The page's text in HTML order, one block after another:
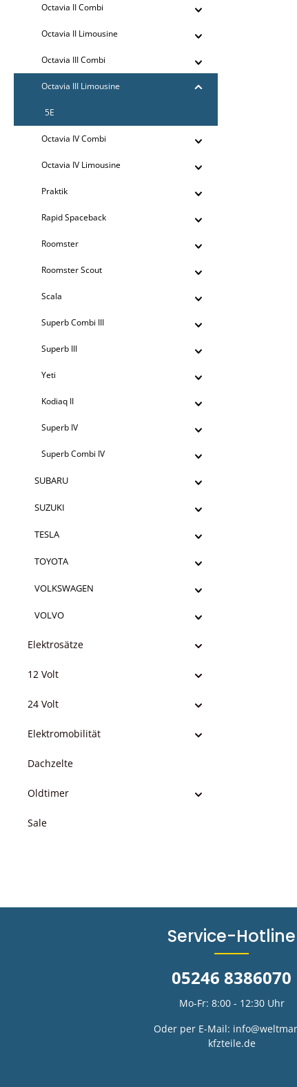
Octavia II Combi
Octavia II Limousine
Octavia III Combi
Octavia III Limousine
5E
Octavia IV Combi
Octavia IV Limousine
Praktik
Rapid Spaceback
Roomster
Roomster Scout
Scala
Superb Combi III
Superb III
Yeti
Kodiaq II
Superb IV
Superb Combi IV
SUBARU
SUZUKI
TESLA
TOYOTA
VOLKSWAGEN
VOLVO
Elektrosätze
12 Volt
24 Volt
Elektromobilität
Dachzelte
Oldtimer
Sale
Service-Hotline
05246 8386070
Mo-Fr: 8:00 - 12:30 Uhr
Oder per E-Mail:
kfzteile.de